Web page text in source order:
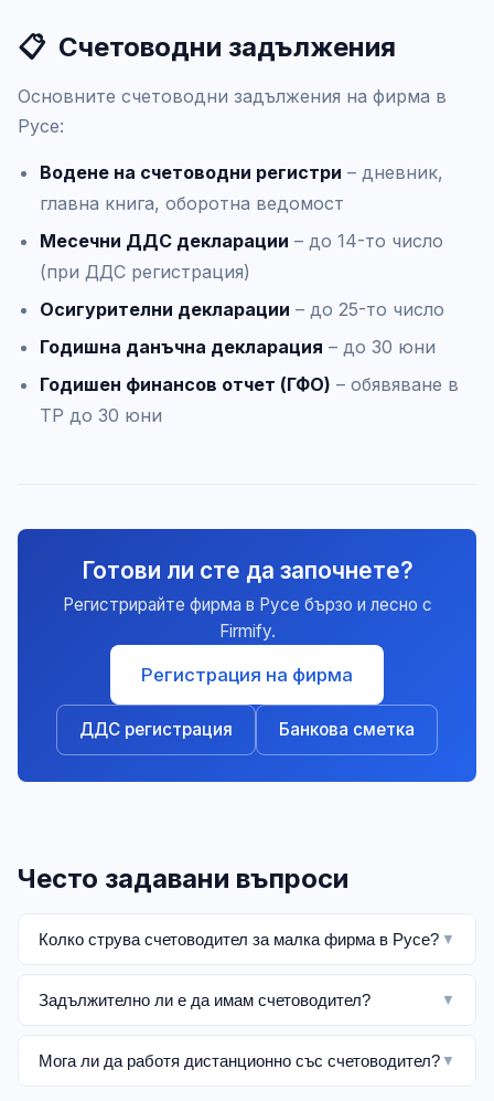
📋 Счетоводни задължения
Основните счетоводни задължения на фирма в
Русе:
Водене на счетоводни регистри – дневник,
главна книга, оборотна ведомост
Месечни ДДС декларации – до 14-то число
(при ДДС регистрация)
Осигурителни декларации – до 25-то число
Годишна данъчна декларация – до 30 юни
Годишен финансов отчет (ГФО) – обявяване в
ТР до 30 юни
Готови ли сте да започнете?
Регистрирайте фирма в Русе бързо и лесно с
Firmify.
Регистрация на фирма
ДДС регистрация Банкова сметка
Често задавани въпроси
Колко струва счетоводител за малка фирма в Русе? ▼
Задължително ли е да имам счетоводител? ▼
Мога ли да работя дистанционно със счетоводител? ▼